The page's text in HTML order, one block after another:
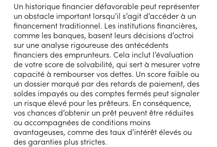
Un historique financier défavorable peut représenter
un obstacle important lorsqu’il s’agit d’accéder à un
financement traditionnel. Les institutions financières,
comme les banques, basent leurs décisions d’octroi
sur une analyse rigoureuse des antécédents
financiers des emprunteurs. Cela inclut l’évaluation
de votre score de solvabilité, qui sert à mesurer votre
capacité à rembourser vos dettes. Un score faible ou
un dossier marqué par des retards de paiement, des
soldes impayés ou des comptes fermés peut signaler
un risque élevé pour les prêteurs. En conséquence,
vos chances d’obtenir un prêt peuvent être réduites
ou accompagnées de conditions moins
avantageuses, comme des taux d’intérêt élevés ou
des garanties plus strictes.